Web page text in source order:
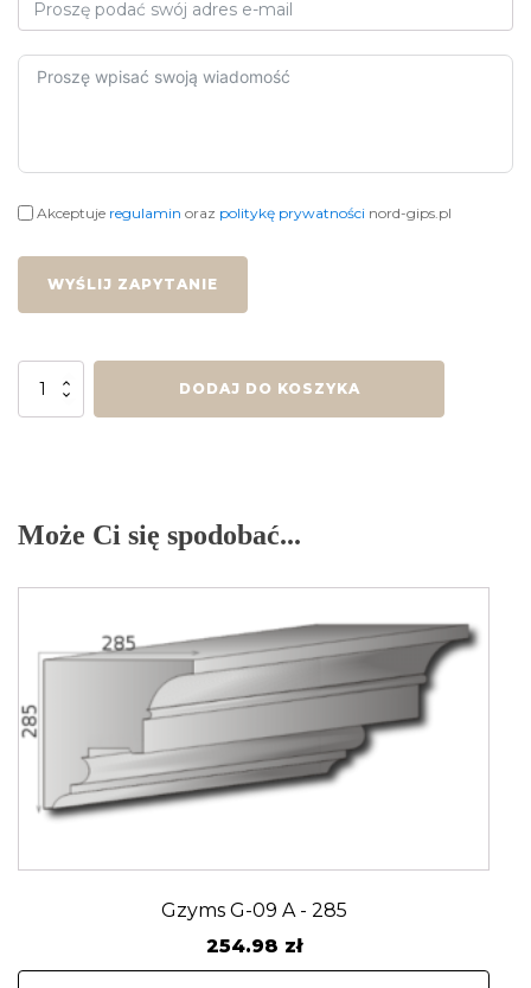
Akceptuje regulamin oraz politykę prywatności nord-gips.pl
WYŚLIJ ZAPYTANIE
ilość
DODAJ DO KOSZYKA
Może Ci się spodobać...
Gzyms G-09 A - 285
254.98 zł